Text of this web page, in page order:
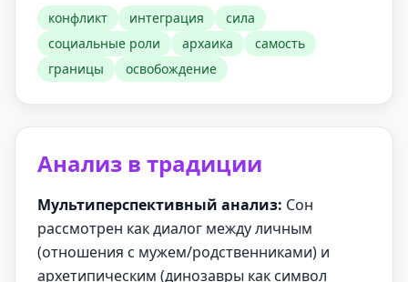
конфликт интеграция
сила
социальные роли
архаика
самость
границы
освобождение
Анализ в традиции
Мультиперспективный анализ: Сон
рассмотрен как диалог между личным
(отношения с мужем/родственниками) и
архетипическим (динозавры как символ